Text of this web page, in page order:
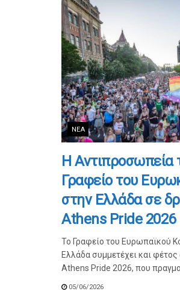
ΝΈΑ
Η Αντιπροσωπεία
Γραφείο του
στην Ελλάδα σε
Athens Pride 2026
Το Γραφείο του Ευρωπαϊκού
Ελλάδα συμμετέχει και φέτος
Athens Pride 2026, που
05/06/2026